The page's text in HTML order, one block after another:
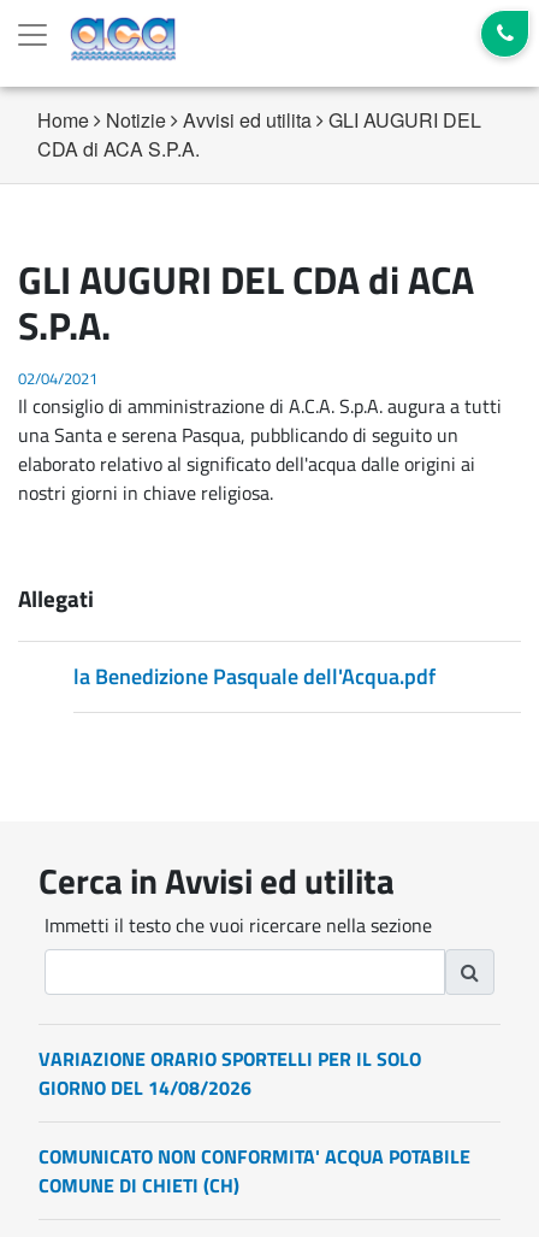
Home Notizie Avvisi ed utilita
GLI AUGURI DEL
CDA di ACA S.P.A.
GLI AUGURI DEL CDA di ACA
S.P.A.
02/04/2021
Il consiglio di amministrazione di A.C.A. S.p.A. augura a tutti
una Santa e serena Pasqua, pubblicando di seguito un
elaborato relativo al significato dell'acqua dalle origini ai
nostri giorni in chiave religiosa.
Allegati
la Benedizione Pasquale dell'Acqua.pdf
Cerca in Avvisi ed utilita
Immetti il testo che vuoi ricercare nella sezione
VARIAZIONE ORARIO SPORTELLI PER IL SOLO
GIORNO DEL 14/08/2026
COMUNICATO NON CONFORMITA' ACQUA POTABILE
COMUNE DI CHIETI (CH)